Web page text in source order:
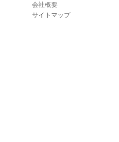
会社概要
サイトマップ